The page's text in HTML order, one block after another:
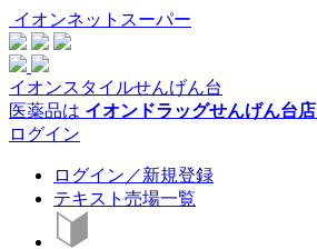
イオンネットスーパー
イオンスタイルせんげん台
医薬品は イオンドラッグせんげん台店
ログイン
ログイン／新規登録
テキスト売場一覧